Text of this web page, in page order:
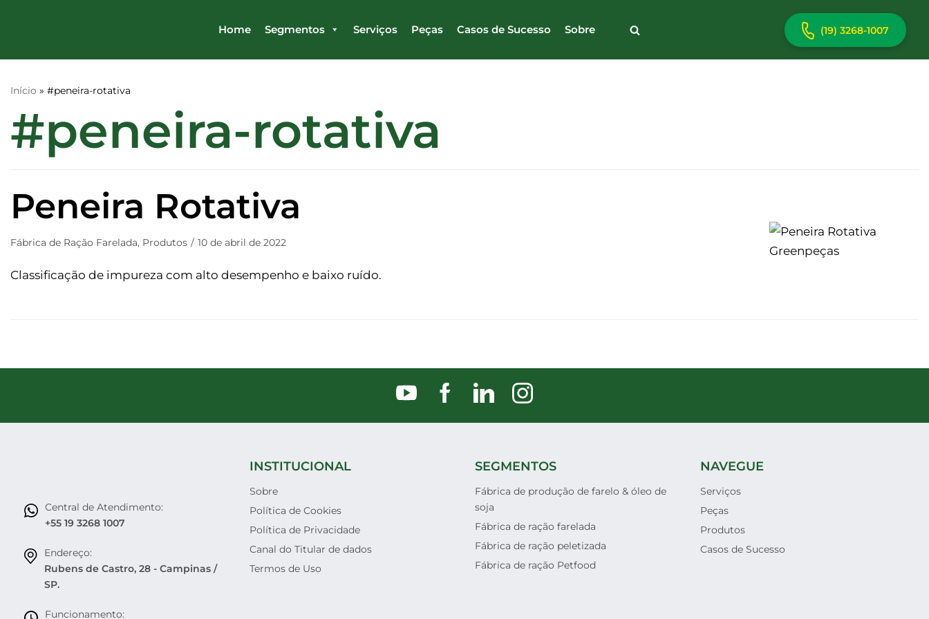
Home Segmentos Serviços Peças Casos de Sucesso Sobre (19) 3268-1007
Início » #peneira-rotativa
#peneira-rotativa
Peneira Rotativa
Fábrica de Ração Farelada, Produtos 10 de abril de 2022
Classificação de impureza com alto desempenho e baixo ruído.
Central de Atendimento:
+55 19 3268 1007
Endereço:
Rubens de Castro, 28 - Campinas /
SP.
Funcionamento:
INSTITUCIONAL
Sobre
Política de Cookies
Política de Privacidade
Canal do Titular de dados
Termos de Uso
SEGMENTOS
Fábrica de produção de farelo & óleo de
soja
Fábrica de ração farelada
Fábrica de ração peletizada
Fábrica de ração Petfood
NAVEGUE
Serviços
Peças
Produtos
Casos de Sucesso